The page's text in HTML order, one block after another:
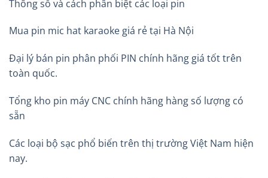
Thông số và cách phân biệt các loại pin
Mua pin mic hat karaoke giá rẻ tại Hà Nội
Đại lý bán pin phân phối PIN chính hãng giá tốt trên
toàn quốc.
Tổng kho pin máy CNC chính hãng hàng số lượng có
sẵn
Các loại bộ sạc phổ biến trên thị trường Việt Nam hiện
nay.